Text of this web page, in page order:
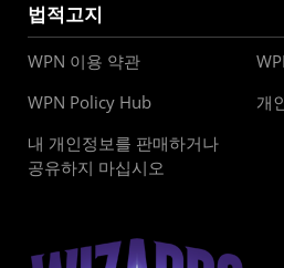
법적고지
WPN 이용 약관
WPN Policy Hub
개
내 개인정보를 판매하거나
공유하지 마십시오